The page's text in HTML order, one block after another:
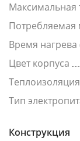
Максимальная
Потребляемая
Время
Цвет корпуса
Теплоизоляция
Тип
Конструкция